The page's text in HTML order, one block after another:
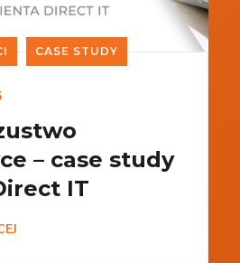
CASE STUDY
– case study
IT